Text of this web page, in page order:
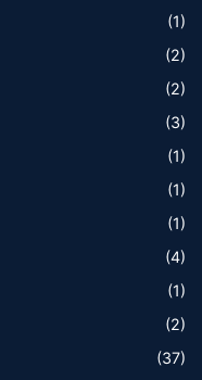
(1)
(2)
(2)
(3)
(1)
(1)
(1)
(4)
(1)
(2)
(37)